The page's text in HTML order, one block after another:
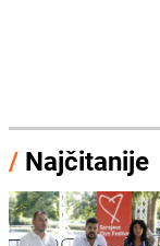
/ Najčitanije